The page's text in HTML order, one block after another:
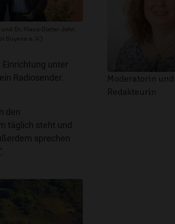
Dr. Klaus-Dieter John
Suyana e. V.)
unter
Radiosender.
den
täglich steht und
sprechen
Moderatorin und
Redakteurin